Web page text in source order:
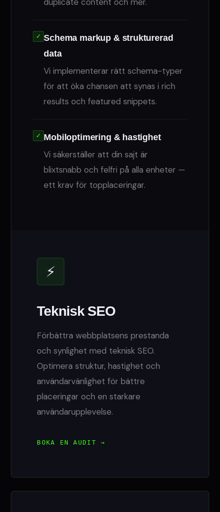
✓ Schema markup & strukturerad
data
Vi implementerar rätt schema-typer
för att öka chansen att synas i rich
results och featured snippets.
✓ Mobiloptimering & hastighet
Vi säkerställer att din sajt är
blixtsnabb och felfri på alla enheter —
ett krav för topplaceringar.
⚡
Teknisk SEO
Förbättra webbplatsens prestanda
och synlighet med teknisk SEO.
Optimera struktur, hastighet och
användarvänlighet för bättre
placeringar och en starkare
användarupplevelse.
BOKA EN AUDIT →